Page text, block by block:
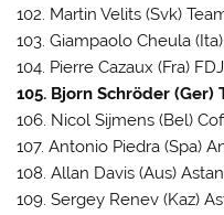
102. Martin Velits (Svk)
103. Giampaolo Cheula
104. Pierre Cazaux (Fra)
105. Bjorn Schröder (Ger)
106. Nicol Sijmens (Bel)
107. Antonio Piedra (Spa)
108. Allan Davis (Aus)
109. Sergey Renev (Kaz)